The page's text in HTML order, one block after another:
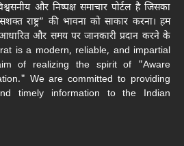
और निष्पक्ष समाचार पोर्टल है जिसका
राष्ट्र” की भावना को साकार करना। हम
और समय पर जानकारी प्रदान करने के
is a modern, reliable, and impartial
of realizing the spirit of "Aware
We are committed to providing
timely information to the Indian